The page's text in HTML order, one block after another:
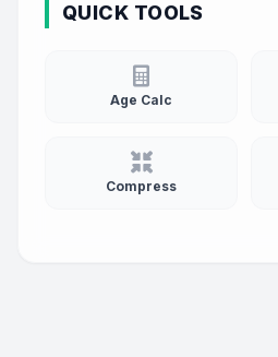
QUICK TOOLS
Age Calc
Compress